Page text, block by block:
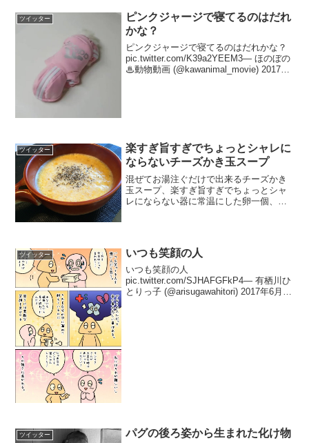
ツイッター
ピンクジャージで寝てるのはだれ
かな？
ピンクジャージで寝てるのはだれかな？
pic.twitter.com/K39a2YEEM3— ほのぼの
♨︎動物動画 (@kawanimal_movie) 2017年
ツイッター
楽すぎ旨すぎでちょっとシャレに
ならないチーズかき玉スープ
混ぜてお湯注ぐだけで出来るチーズかき
玉スープ、楽すぎ旨すぎでちょっとシャ
レにならない器に常温にした卵一個、粉
品な上に糖質も少...
ツイッター いつも笑顔の人
いつも笑顔の人
pic.twitter.com/SJHAFGFkP4— 有栖川ひ
とりっ子 (@arisugawahitori) 2017年6月23
ツイッター パグの後ろ姿から生まれた化け物